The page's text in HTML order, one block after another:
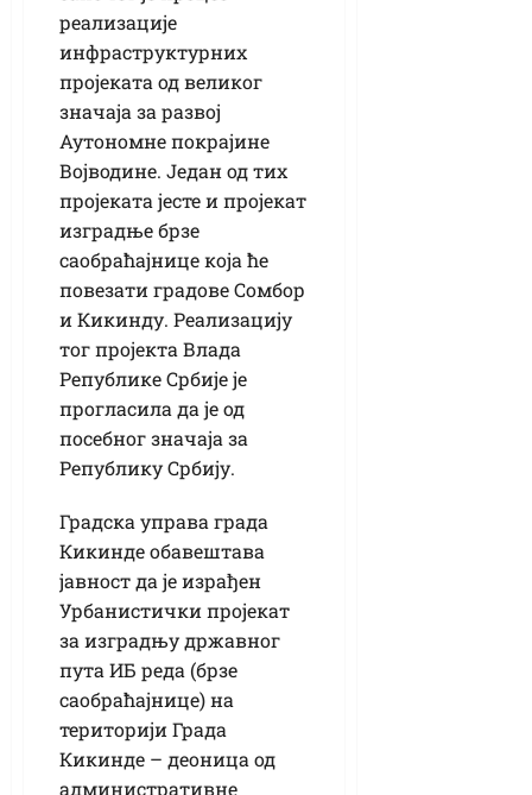
реализације
инфраструктурних
пројеката од великог
значаја за развој
Аутономне покрајине
Војводине. Један од тих
пројеката јесте и пројекат
изградње брзе
саобраћајнице која ће
повезати градове Сомбор
и Кикинду. Реализацију
тог пројекта Влада
Републике Србије је
прогласила да је од
посебног значаја за
Републику Србију.
Градска управа града
Кикинде обавештава
јавност да је израђен
Урбанистички пројекат
за изградњу државног
пута ИБ реда (брзе
саобраћајнице) на
територији Града
Кикинде – деоница од
административне